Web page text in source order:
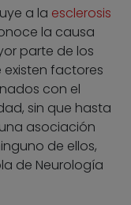
a la esclerosis
la causa
parte de los
factores
con el
sin que hasta
asociación
de ellos,
de Neurología